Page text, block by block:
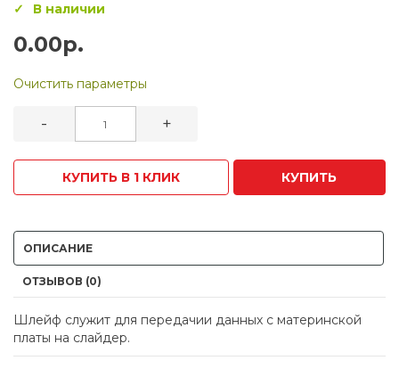
В наличии
0.00р.
Очистить параметры
- +
КУПИТЬ В 1 КЛИК КУПИТЬ
ОПИСАНИЕ
ОТЗЫВОВ (0)
Шлейф служит для передачии данных с материнской
платы на слайдер.